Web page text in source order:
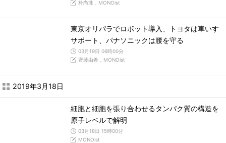
朴尚洙，MONOist
東京オリパラでロボット導入、トヨタは車いす
サポート、パナソニックは腰を守る
03月19日 06時00分
齊藤由希，MONOist
2019年3月18日
細胞と細胞を張り合わせるタンパク質の構造を
原子レベルで解明
03月18日 15時00分
MONOist